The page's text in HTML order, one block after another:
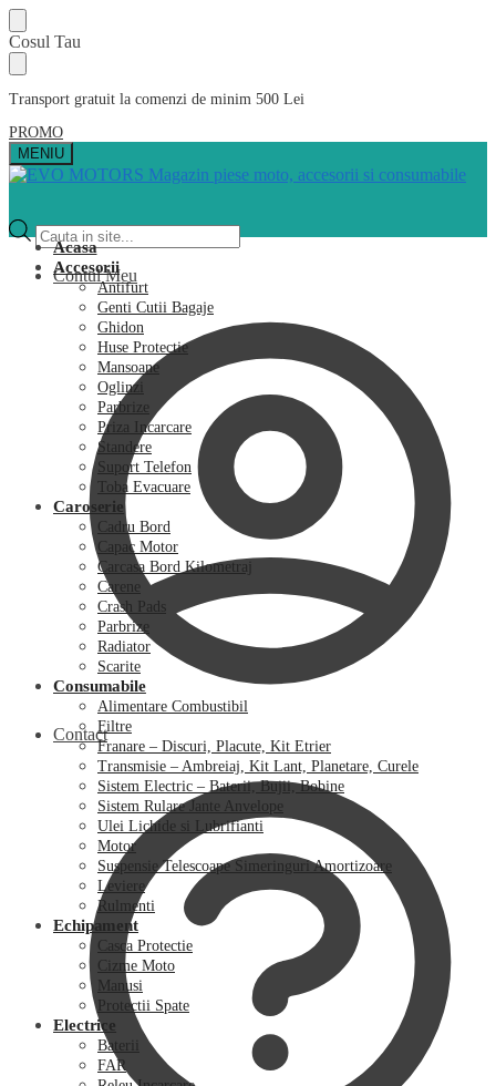
Skip
to
navigation
Skip
to
content
Cosul Tau
Transport gratuit la comenzi de minim 500 Lei
PROMO
MENIU
Products
search
Contul Meu
Contact
Acasa
Accesorii
Antifurt
Genti Cutii Bagaje
Ghidon
Huse Protectie
Mansoane
Oglinzi
Parbrize
Priza Incarcare
Standere
Suport Telefon
Toba Evacuare
Caroserie
Cadru Bord
Capac Motor
Carcasa Bord Kilometraj
Carene
Crash Pads
Parbrize
Radiator
Scarite
Consumabile
Alimentare Combustibil
Filtre
Franare – Discuri, Placute, Kit Etrier
Transmisie – Ambreiaj, Kit Lant, Planetare, Curele
Sistem Electric – Baterii, Bujii, Bobine
Sistem Rulare Jante Anvelope
Ulei Lichide si Lubrifianti
Motor
Suspensie Telescoape Simeringuri Amortizoare
Leviere
Rulmenti
Echipament
Casca Protectie
Cizme Moto
Manusi
Protectii Spate
Electrice
Baterii
FAR